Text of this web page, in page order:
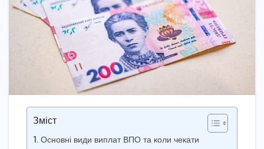
Зміст
Основні види виплат ВПО та коли чекати